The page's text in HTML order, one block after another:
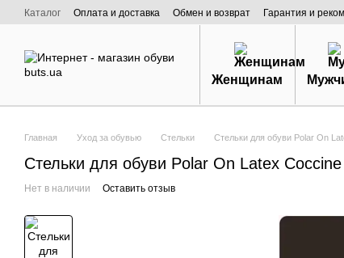
Перейти к основному контенту
Каталог Оплата и доставка Обмен и возврат Гарантия и
О нас
Женщинам
Главная Уход за обувью Стельки Стельки для обуви Polar On
Стельки для обуви Polar On Latex
Нет в наличии Оставить отзыв